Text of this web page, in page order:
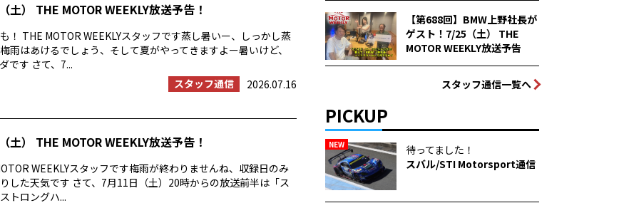
土） THE MOTOR WEEKLY放送予告！
！ THE MOTOR WEEKLYスタッフです蒸し暑いー、しっかし蒸
雨はあけるでしょう、そして夏がやってきますよー暑いけど、
です さて、7...
スタッフ通信
2026.07.16
土） THE MOTOR WEEKLY放送予告！
WEEKLYスタッフです梅雨が終わりませんね、収録日のみ
した天気です さて、7月11日（土）20時からの放送前半は「ス
トロングハ...
【第688回】BMW上野社長が
ゲスト！7/25（土） THE
MOTOR WEEKLY放送予告
スタッフ通信一覧へ
PICKUP
NEW
待ってました！
スバル/STI Motorsport通信